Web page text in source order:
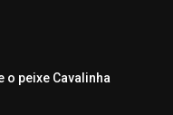
o peixe Cavalinha